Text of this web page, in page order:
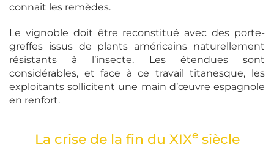
connaît les remèdes.
Le vignoble doit être reconstitué avec des porte-
greffes issus de plants américains naturellement
résistants à l’insecte. Les étendues sont
considérables, et face à ce travail titanesque, les
exploitants sollicitent une main d’œuvre espagnole
en renfort.
La crise de la fin du XIXesiècle